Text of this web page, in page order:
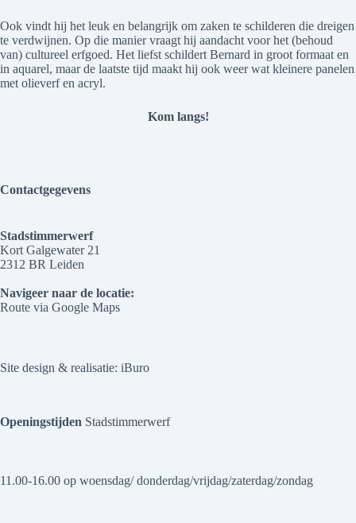
Ook vindt hij het leuk en belangrijk om zaken te schilderen die dreigen
te verdwijnen. Op die manier vraagt hij aandacht voor het (behoud
van) cultureel erfgoed. Het liefst schildert Bernard in groot formaat en
in aquarel, maar de laatste tijd maakt hij ook weer wat kleinere panelen
met olieverf en acryl.
Kom langs!
Contactgegevens
Stadstimmerwerf
Kort Galgewater 21
2312 BR Leiden
Navigeer naar de locatie:
Route via Google Maps
Site design & realisatie: iBuro
Openingstijden Stadstimmerwerf
11.00-16.00 op woensdag/ donderdag/vrijdag/zaterdag/zondag